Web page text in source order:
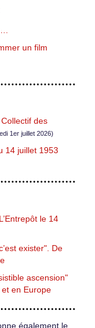
un film
des
1er juillet 2026)
14 juillet 1953
le 14
exister". De
ascension"
et en Europe
également le